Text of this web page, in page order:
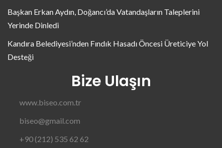
Başkan Erkan Aydın, Doğancı’da Vatandaşların Taleplerini
Yerinde Dinledi
Kandıra Belediyesi’nden Fındık Hasadı Öncesi Üreticiye Yol
Desteği
Bize Ulaşın
www.biseo.com.tr
biseo@gmail.com
+90 (212) 535 62 62